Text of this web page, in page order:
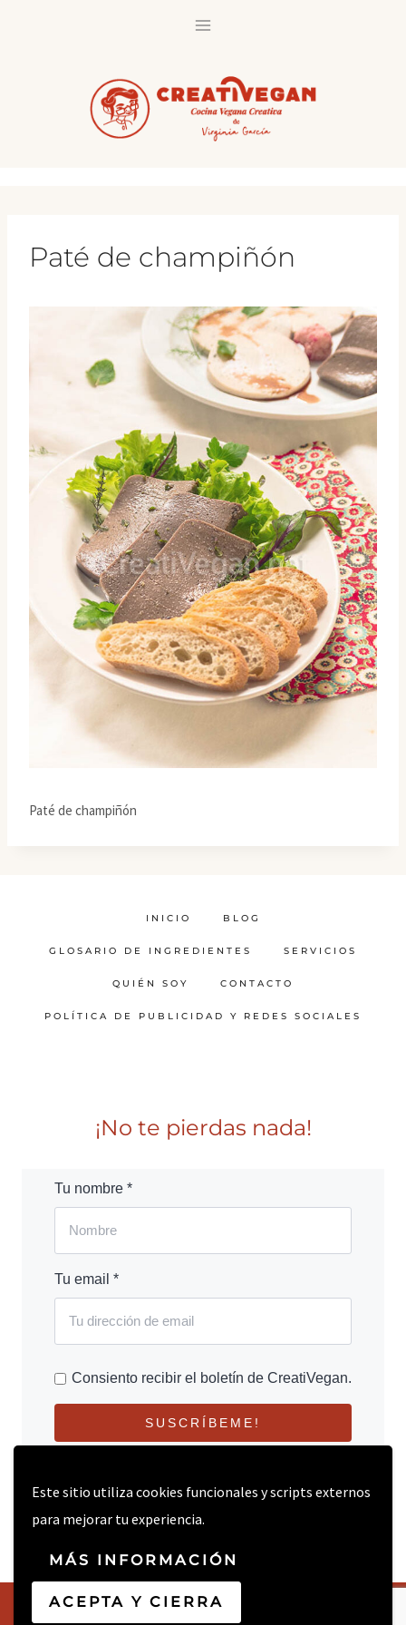
Este sitio utiliza cookies funcionales y scripts externos
para mejorar tu experiencia.
MÁS INFORMACIÓN
ACEPTA Y CIERRA
Paté de champiñón
Paté de champiñón
INICIO BLOG
GLOSARIO DE INGREDIENTES SERVICIOS
QUIÉN SOY CONTACTO
POLÍTICA DE PUBLICIDAD Y REDES SOCIALES
¡No te pierdas nada!
Tu nombre *
Tu email *
Consiento recibir el boletín de CreatiVegan.
SUSCRÍBEME!
© 2026 CREATIVEGAN.NET